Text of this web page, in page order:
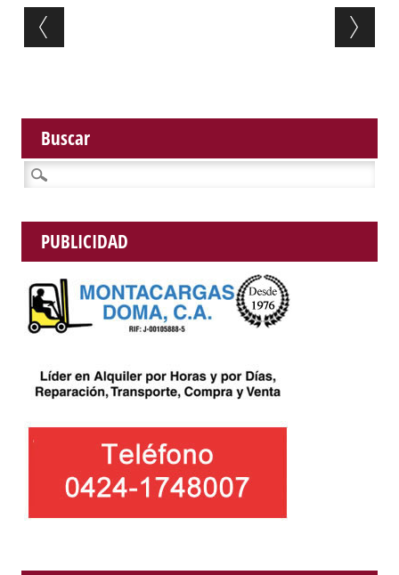
Post navigation
Buscar
Buscar:
PUBLICIDAD